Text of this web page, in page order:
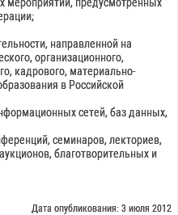
направленной на
организационного,
кадрового, материально-
в Российской
сетей, баз данных,
семинаров, лекториев,
благотворительных и
Дата опубликования: 3 июля 2012